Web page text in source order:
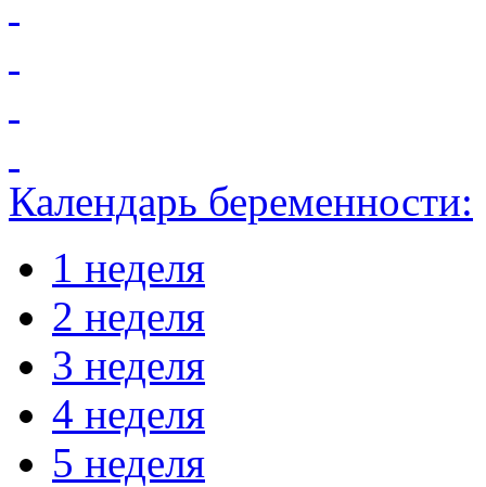
Календарь беременности:
1 неделя
2 неделя
3 неделя
4 неделя
5 неделя